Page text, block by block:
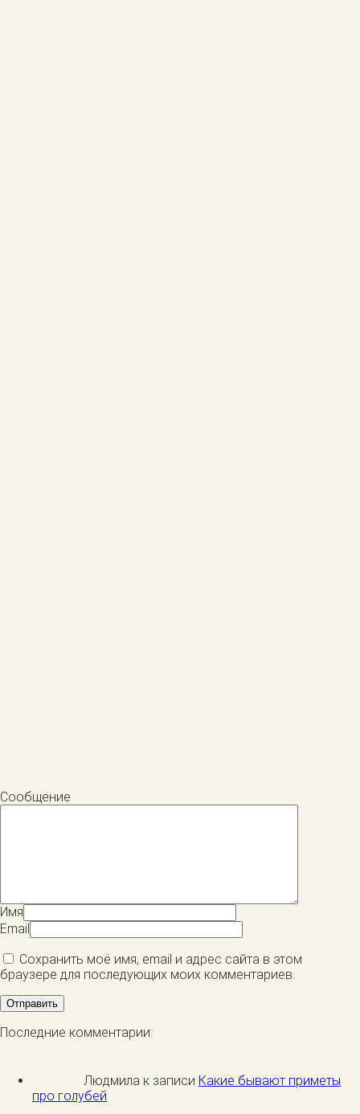
Сообщение
Имя
Email
Сохранить моё имя, email и адрес сайта в этом
браузере для последующих моих комментариев.
Последние комментарии:
Людмила к записи Какие бывают приметы
про голубей